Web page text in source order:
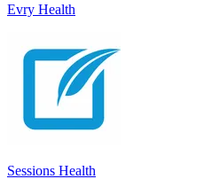
Evry Health
Sessions Health